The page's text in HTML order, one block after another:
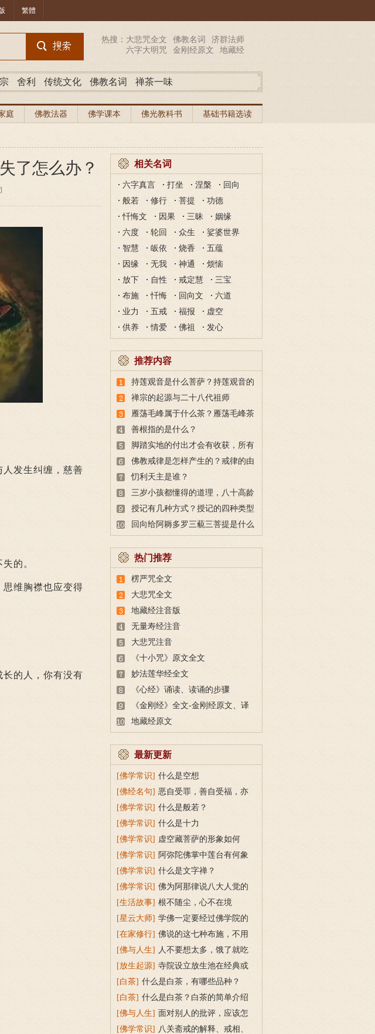
繁體
热搜： 大悲咒全文 佛教名词
济群法师
六字大明咒
金刚经原文 地藏经
舍利 传统文化 佛教名词 禅茶一味
庭 佛教法器 佛学课本 佛光教科书 基础书籍选读
了怎么办？
发生纠缠，慈善
的。
思维胸襟也应变得
的人，你有没有
相关名词
六字真言 打坐 涅槃
回向
般若
修行 菩提
功德
忏悔文
因果 三昧
姻缘
六度
轮回 众生
娑婆世界
智慧
皈依 烧香
五蕴
因缘
无我 神通
烦恼
放下
自性 戒定慧
三宝
布施
忏悔 回向文
六道
业力
五戒 福报
虚空
供养
情爱 佛祖 发心
推荐内容
持莲观音是什么菩萨？持莲观音的
故事
禅宗的起源与二十八代祖师
雁荡毛峰属于什么茶？雁荡毛峰茶
的特点与由来
善根指的是什么？
脚踏实地的付出才会有收获，所有
的付出都不会白费
佛教戒律是怎样产生的？戒律的由
来
忉利天主是谁？
三岁小孩都懂得的道理，八十高龄
也未必做得到
授记有几种方式？授记的四种类型
回向给阿耨多罗三藐三菩提是什么
热门推荐
楞严咒全文
大悲咒全文
地藏经注音版
无量寿经注音
大悲咒注音
《十小咒》原文全文
妙法莲华经全文
《心经》诵读、读诵的步骤
《金刚经》全文-金刚经原文、译
文及释意
地藏经原文
最新更新
[佛学常识] 什么是空想
[佛经名句] 恶自受罪，善自受福，亦
各须熟，彼不相待的解释
[佛学常识] 什么是般若？
[佛学常识] 什么是十力
[佛学常识] 虚空藏菩萨的形象如何
[佛学常识] 阿弥陀佛掌中莲台有何象
征含义
[佛学常识] 什么是文字禅？
[佛学常识] 佛为阿那律说八大人觉的
内容是什么
[生活故事] 根不随尘，心不在境
[星云大师] 学佛一定要经过佛学院的
教育吗？
[在家修行] 佛说的这七种布施，不用
花钱就能做到
[佛与人生] 人不要想太多，饿了就吃
饭，困了就睡觉
[放生起源] 寺院设立放生池在经典或
传统上有什么根据？
[白茶] 什么是白茶，有哪些品种？
[白茶] 什么是白茶？白茶的简单介绍
[佛与人生] 面对别人的批评，应该怎
么做？
[佛学常识] 八关斋戒的解释、戒相、